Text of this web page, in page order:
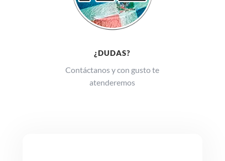
¿DUDAS?
Contáctanos y con gusto te
atenderemos